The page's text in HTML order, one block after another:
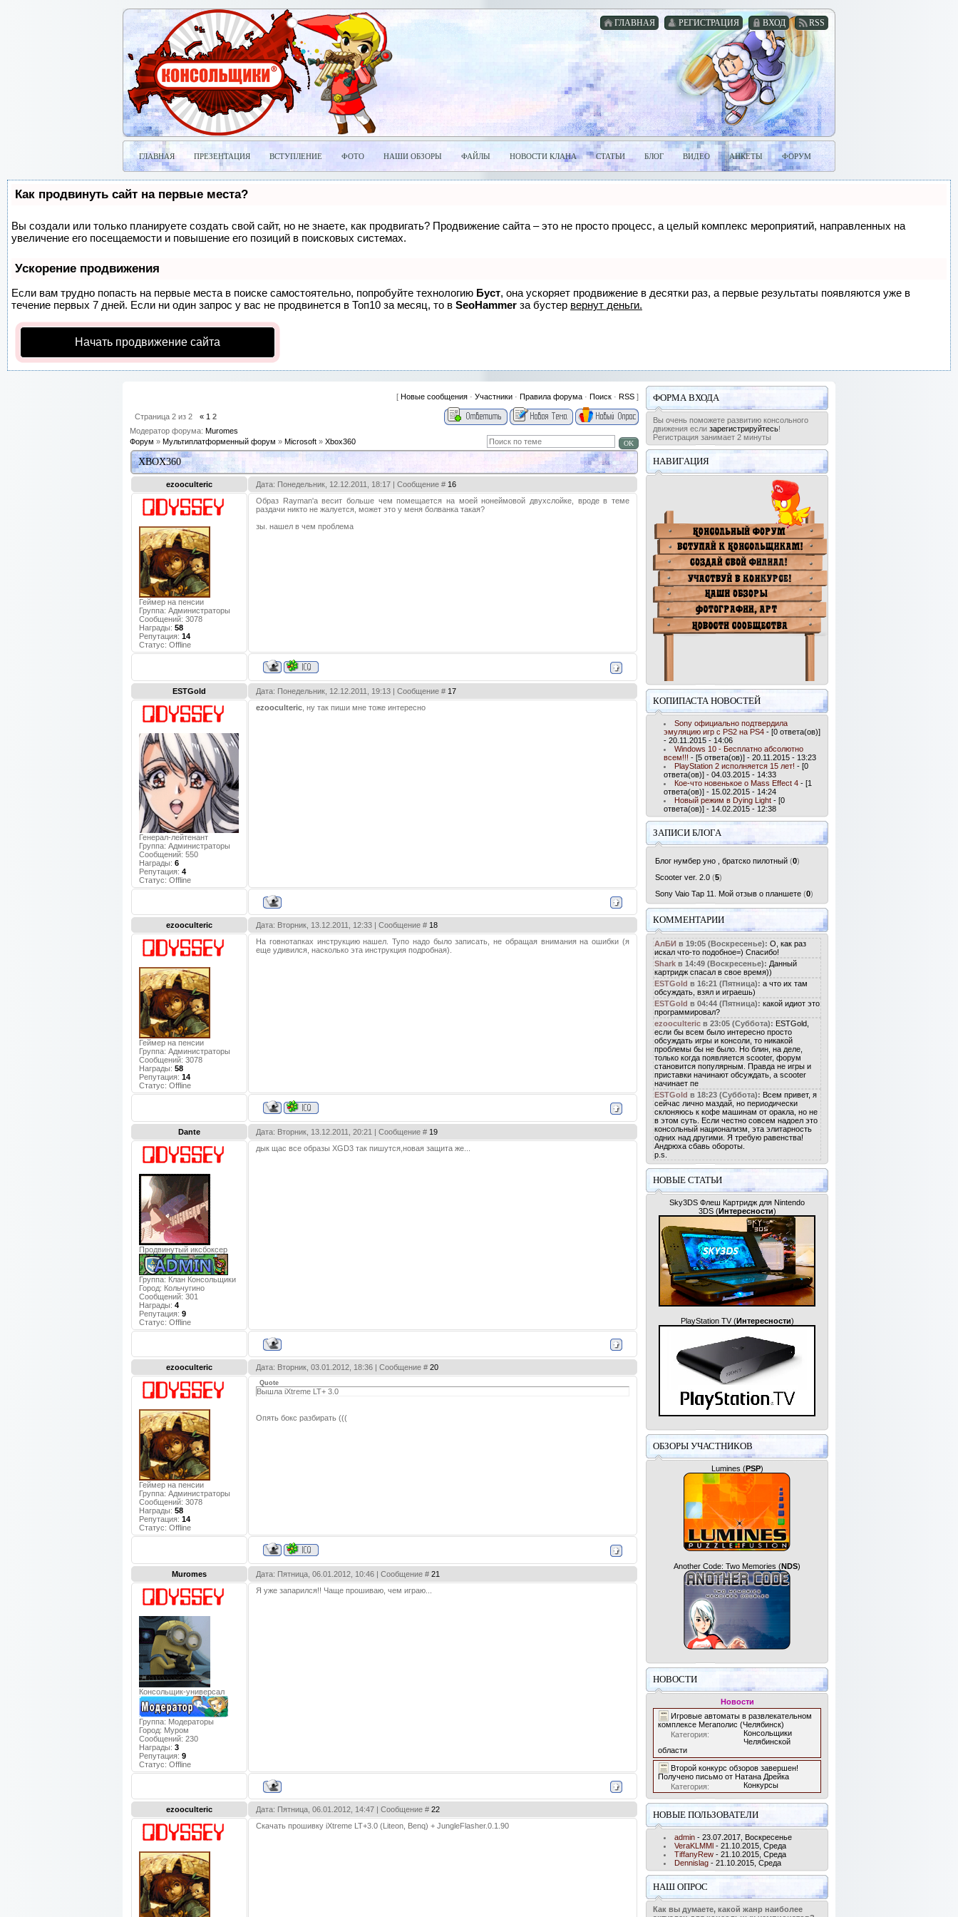
RSS
ВХОД
РЕГИСТРАЦИЯ
ГЛАВНАЯ
ГЛАВНАЯ ПРЕЗЕНТАЦИЯ ВСТУПЛЕНИЕ ФОТО НАШИ ОБЗОРЫ ФАЙЛЫ НОВОСТИ КЛАНА СТАТЬИ БЛОГ ВИДЕО АНКЕТЫ ФОРУМ
Как продвинуть сайт на первые места?
Вы создали или только планируете создать свой сайт, но не знаете, как продвигать? Продвижение сайта – это не просто процесс, а целый комплекс мероприятий, направленных на
увеличение его посещаемости и повышение его позиций в поисковых системах.
Ускорение продвижения
Если вам трудно попасть на первые места в поиске самостоятельно, попробуйте технологию Буст, она ускоряет продвижение в десятки раз, а первые результаты появляются уже в
течение первых 7 дней. Если ни один запрос у вас не продвинется в Топ10 за месяц, то в SeoHammer за бустер вернут деньги.
Начать продвижение сайта
[ Новые сообщения · Участники · Правила форума · Поиск · RSS ]
Страница 2 из 2 « 1 2
Модератор форума: Muromes
Форум » Мультиплатформенный форум » Microsoft » Xbox360
XBOX360
ezooculteric Дата: Понедельник, 12.12.2011, 18:17 | Сообщение # 16
Геймер на пенсии
Группа: Администраторы
Сообщений: 3078
Награды: 58
Репутация: 14
Статус: Offline
Образ Rayman'а весит больше чем помещается на моей нонеймовой двухслойке, вроде в теме
раздачи никто не жалуется, может это у меня болванка такая?
зы. нашел в чем проблема
ESTGold Дата: Понедельник, 12.12.2011, 19:13 | Сообщение # 17
Генерал-лейтенант
Группа: Администраторы
Сообщений: 550
Награды: 6
Репутация: 4
Статус: Offline
ezooculteric , ну так пиши мне тоже интересно
ezooculteric Дата: Вторник, 13.12.2011, 12:33 | Сообщение # 18
Геймер на пенсии
Группа: Администраторы
Сообщений: 3078
Награды: 58
Репутация: 14
Статус: Offline
На говнотапках инструкцию нашел. Тупо надо было записать, не обращая внимания на ошибки (я
еще удивился, насколько эта инструкция подробная).
Dante Дата: Вторник, 13.12.2011, 20:21 | Сообщение # 19
Продвинутый иксбоксер
Группа: Клан Консольщики
Город: Кольчугино
Сообщений: 301
Награды: 4
Репутация: 9
Статус: Offline
дык щас все образы XGD3 так пишутся,новая защита же...
ezooculteric Дата: Вторник, 03.01.2012, 18:36 | Сообщение # 20
Геймер на пенсии
Группа: Администраторы
Сообщений: 3078
Награды: 58
Репутация: 14
Статус: Offline
Quote
Вышла iXtreme LT+ 3.0
Опять бокс разбирать (((
Muromes Дата: Пятница, 06.01.2012, 10:46 | Сообщение # 21
Консольщик-универсал
Группа: Модераторы
Город: Муром
Сообщений: 230
Награды: 3
Репутация: 9
Статус: Offline
Я уже запарился!! Чаще прошиваю, чем играю...
ezooculteric Дата: Пятница, 06.01.2012, 14:47 | Сообщение # 22
Скачать прошивку iXtreme LT+3.0 (Liteon, Benq) + JungleFlasher.0.1.90
ФОРМА ВХОДА
Вы очень поможете развитию консольного
движения если зарегистрируйтесь!
Регистрация занимает 2 минуты
НАВИГАЦИЯ
КОПИПАСТА НОВОСТЕЙ
Sony официально подтвердила
эмуляцию игр с PS2 на PS4 - [0 ответа(ов)]
- 20.11.2015 - 14:06
Windows 10 - Бесплатно абсолютно
всем!!! - [5 ответа(ов)] - 20.11.2015 - 13:23
PlayStation 2 исполняется 15 лет! - [0
ответа(ов)] - 04.03.2015 - 14:33
Кое-что новенькое о Mass Effect 4 - [1
ответа(ов)] - 15.02.2015 - 14:24
Новый режим в Dying Light - [0
ответа(ов)] - 14.02.2015 - 12:38
ЗАПИСИ БЛОГА
Блог нумбер уно , братско пилотный (0)
Scooter ver. 2.0 (5)
Sony Vaio Tap 11. Мой отзыв о планшете (0)
КОММЕНТАРИИ
АлБИ в 19:05 (Воскресенье): О, как раз
искал что-то подобное=) Спасибо!
Shark в 14:49 (Воскресенье): Данный
картридж спасал в свое время))
ESTGold в 16:21 (Пятница): а что их там
обсуждать, взял и играешь)
ESTGold в 04:44 (Пятница): какой идиот это
программировал?
ezooculteric в 23:05 (Суббота): ESTGold,
если бы всем было интересно просто
обсуждать игры и консоли, то никакой
проблемы бы не было. Но блин, на деле,
только когда появляется scooter, форум
становится популярным. Правда не игры и
приставки начинают обсуждать, а scooter
начинает пе
ESTGold в 18:23 (Суббота): Всем привет, я
сейчас лично маздай, но периодически
склоняюсь к кофе машинам от оракла, но не
в этом суть. Если честно совсем надоел это
консольный национализм, эта элитарность
одних над другими. Я требую равенства!
Андрюха сбавь обороты.
p.s.
НОВЫЕ СТАТЬИ
Sky3DS Флеш Картридж для Nintendo
3DS (Интересности)
PlayStation TV(Интересности)
ОБЗОРЫ УЧАСТНИКОВ
Lumines (PSP)
Another Code: Two Memories (NDS)
НОВОСТИ
Новости
Игровые автоматы в развлекательном
комплексе Мегаполис (Челябинск)
Категория:
Консольщики
Челябинской
области
Второй конкурс обзоров завершен!
Получено письмо от Натана Дрейка
Категория:
Конкурсы
НОВЫЕ ПОЛЬЗОВАТЕЛИ
admin - 23.07.2017, Воскресенье
VeraKLMMl - 21.10.2015, Среда
TiffanyRew - 21.10.2015, Среда
Dennislag - 21.10.2015, Среда
НАШ ОПРОС
Как вы думаете, какой жанр наиболее